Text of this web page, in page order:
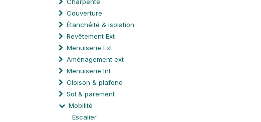
Charpente
Couverture
Étanchéité & isolation
Revêtement Ext
Menuiserie Ext
Aménagement ext
Menuiserie Int
Cloison & plafond
Sol & parement
Mobilité
Escalier